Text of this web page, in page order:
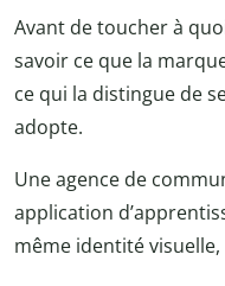
Avant de toucher à
savoir ce que la
ce qui la distingue de
adopte.
Une agence de
application
même identité